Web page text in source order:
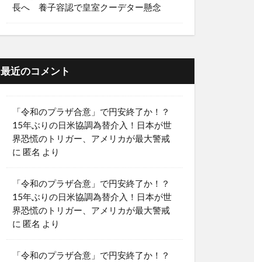
長へ 養子容認で皇室クーデター懸念
最近のコメント
「令和のプラザ合意」で円安終了か！？
15年ぶりの日米協調為替介入！日本が世
界恐慌のトリガー、アメリカが最大警戒
に 匿名 より
「令和のプラザ合意」で円安終了か！？
15年ぶりの日米協調為替介入！日本が世
界恐慌のトリガー、アメリカが最大警戒
に 匿名 より
「令和のプラザ合意」で円安終了か！？